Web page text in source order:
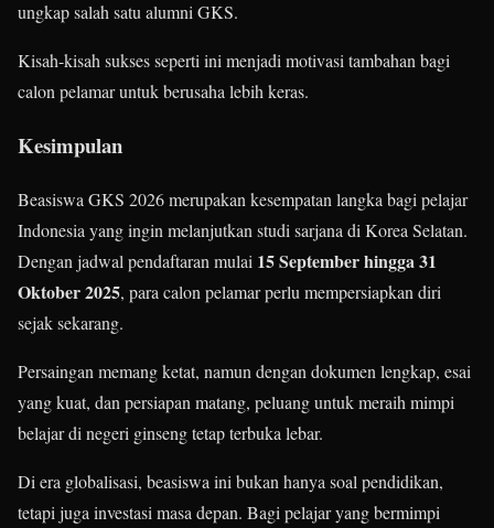
ungkap salah satu alumni GKS.
Kisah-kisah sukses seperti ini menjadi motivasi tambahan bagi
calon pelamar untuk berusaha lebih keras.
Kesimpulan
Beasiswa GKS 2026 merupakan kesempatan langka bagi pelajar
Indonesia yang ingin melanjutkan studi sarjana di Korea Selatan.
Dengan jadwal pendaftaran mulai 15 September hingga 31
Oktober 2025, para calon pelamar perlu mempersiapkan diri
sejak sekarang.
Persaingan memang ketat, namun dengan dokumen lengkap, esai
yang kuat, dan persiapan matang, peluang untuk meraih mimpi
belajar di negeri ginseng tetap terbuka lebar.
Di era globalisasi, beasiswa ini bukan hanya soal pendidikan,
tetapi juga investasi masa depan. Bagi pelajar yang bermimpi